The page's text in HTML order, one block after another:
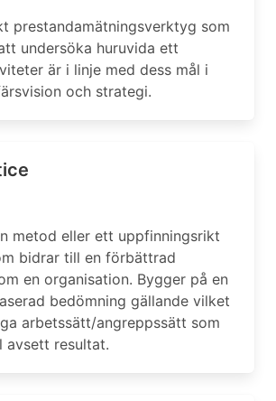
prestandamätningsverktyg som
undersöka huruvida ett
är i linje med dess mål i
och strategi.
metod eller ett uppfinningsrikt
bidrar till en förbättrad
en organisation. Bygger på en
bedömning gällande vilket
arbetssätt/angreppssätt som
avsett resultat.